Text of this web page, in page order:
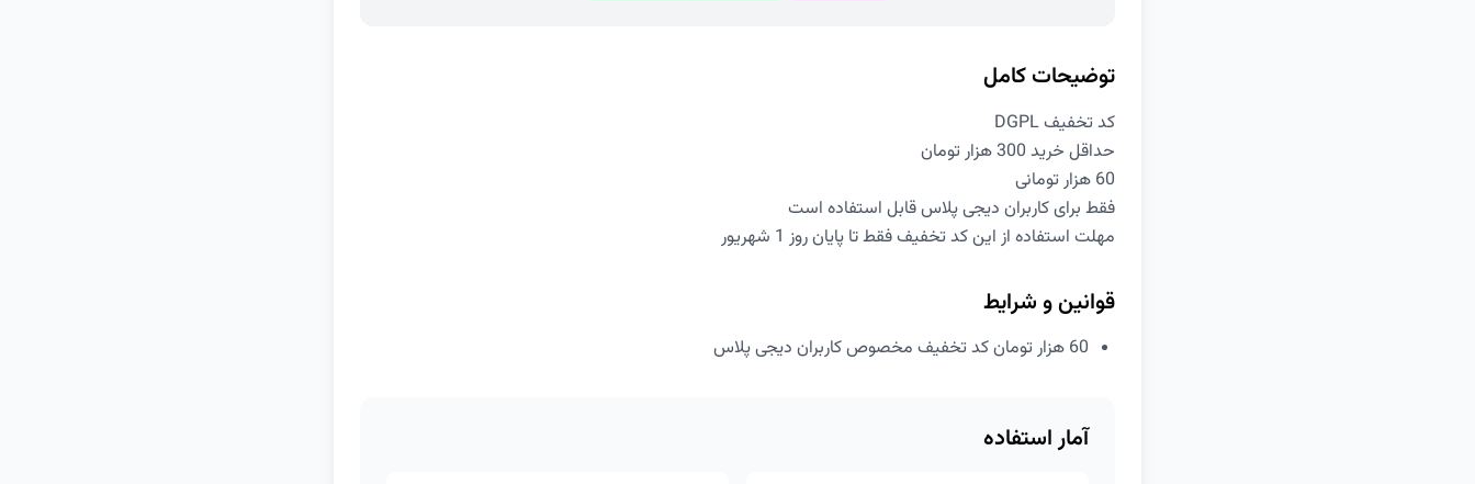
توضیحات کامل
کد تخفیف DGPL
حداقل خرید 300 هزار تومان
60 هزار تومانی
فقط برای کاربران دیجی پلاس قابل استفاده است
مهلت استفاده از این کد تخفیف فقط تا پایان روز 1 شهریور
قوانین و شرایط
60 هزار تومان کد تخفیف مخصوص کاربران دیجی پلاس
آمار استفاده